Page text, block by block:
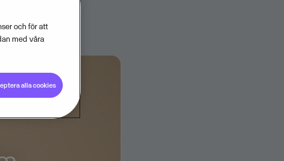
och för att
med våra
alla cookies